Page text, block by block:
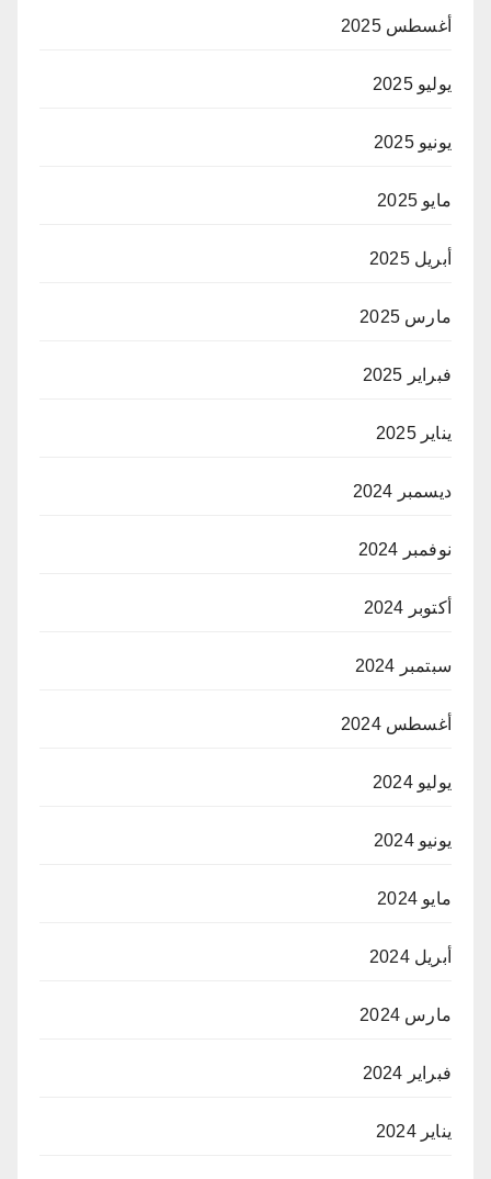
أغسطس 2025
يوليو 2025
يونيو 2025
مايو 2025
أبريل 2025
مارس 2025
فبراير 2025
يناير 2025
ديسمبر 2024
نوفمبر 2024
أكتوبر 2024
سبتمبر 2024
أغسطس 2024
يوليو 2024
يونيو 2024
مايو 2024
أبريل 2024
مارس 2024
فبراير 2024
يناير 2024